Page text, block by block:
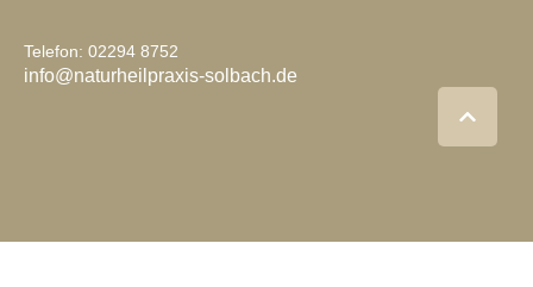
Telefon: 02294 8752
info@naturheilpraxis-solbach.de